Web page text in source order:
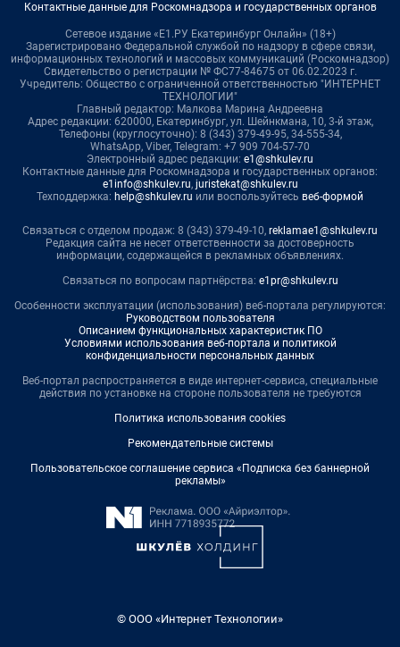
Контактные данные для Роскомнадзора и государственных органов
Сетевое издание «Е1.РУ Екатеринбург Онлайн» (18+)
Зарегистрировано Федеральной службой по надзору в сфере связи,
информационных технологий и массовых коммуникаций (Роскомнадзор)
Свидетельство о регистрации № ФС77-84675 от 06.02.2023 г.
Учредитель: Общество с ограниченной ответственностью "ИНТЕРНЕТ
ТЕХНОЛОГИИ"
Главный редактор: Малкова Марина Андреевна
Адрес редакции: 620000, Екатеринбург, ул. Шейнкмана, 10, 3-й этаж,
Телефоны (круглосуточно): 8 (343) 379-49-95, 34-555-34,
WhatsApp, Viber, Telegram: +7 909 704-57-70
Электронный адрес редакции: e1@shkulev.ru
Контактные данные для Роскомнадзора и государственных органов:
e1info@shkulev.ru, juristekat@shkulev.ru
Техподдержка: help@shkulev.ru или воспользуйтесь веб-формой
Связаться с отделом продаж: 8 (343) 379-49-10, reklamae1@shkulev.ru
Редакция сайта не несет ответственности за достоверность
информации, содержащейся в рекламных объявлениях.
Связаться по вопросам партнёрства: e1pr@shkulev.ru
Особенности эксплуатации (использования) веб-портала регулируются:
Руководством пользователя
Описанием функциональных характеристик ПО
Условиями использования веб-портала и политикой
конфиденциальности персональных данных
Веб-портал распространяется в виде интернет-сервиса, специальные
действия по установке на стороне пользователя не требуются
Политика использования cookies
Рекомендательные системы
Пользовательское соглашение сервиса «Подписка без баннерной
рекламы»
© ООО «Интернет Технологии»